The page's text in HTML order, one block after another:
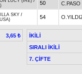
50
C.PASO
SKY /
54
3,65 ₺
İKİLİ
SIRALI İKİLİ
7. ÇİFTE